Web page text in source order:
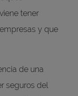
tener
y que
de una
seguros del